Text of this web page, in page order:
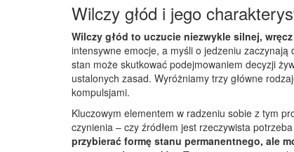
Wilczy głód i jego
Wilczy głód to uczucie niezwykle silnej,
intensywne emocje, a myśli o jedzeniu
stan może skutkować podejmowaniem decyzji
ustalonych zasad. Wyróżniamy trzy główne
kompulsjami.
Kluczowym elementem w radzeniu sobie z tym
czynienia – czy źródłem jest rzeczywista
przybierać formę stanu permanentnego, ale